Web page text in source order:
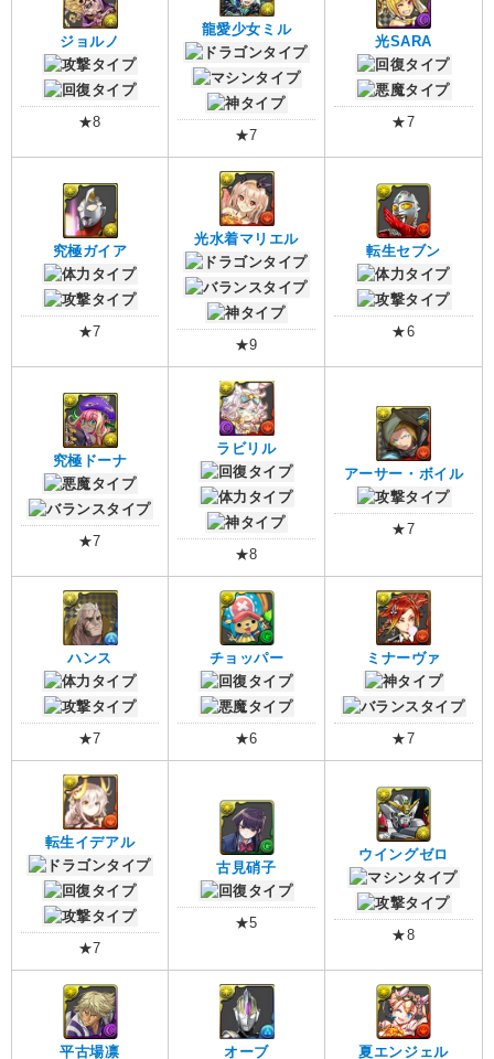
ジョルノ
★8
龍愛少女ミル
★7
光SARA
★7
究極ガイア
★7
光水着マリエル
★9
転生セブン
★6
究極ドーナ
★7
ラビリル
★8
アーサー・ボイル
★7
ハンス
★7
チョッパー
★6
ミナーヴァ
★7
転生イデアル
★7
古見硝子
★5
ウイングゼロ
★8
平古場凛 オーブ 夏エンジェル